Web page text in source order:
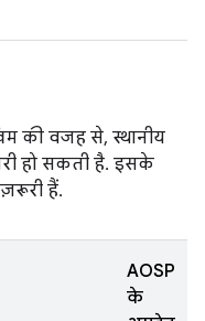
की वजह से, स्थानीय
हो सकती है. इसके
हैं.
AOSP
के